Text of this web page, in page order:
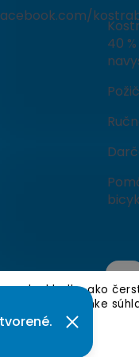
hladko ako
jazdou po stránke
40
. Všetky práva vyhradené.